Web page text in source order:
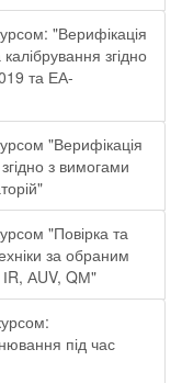
"Верифікація
згідно
та ЕА-
"Верифікація
з вимогами
"Повірка та
за обраним
АUV, QМ"
під час